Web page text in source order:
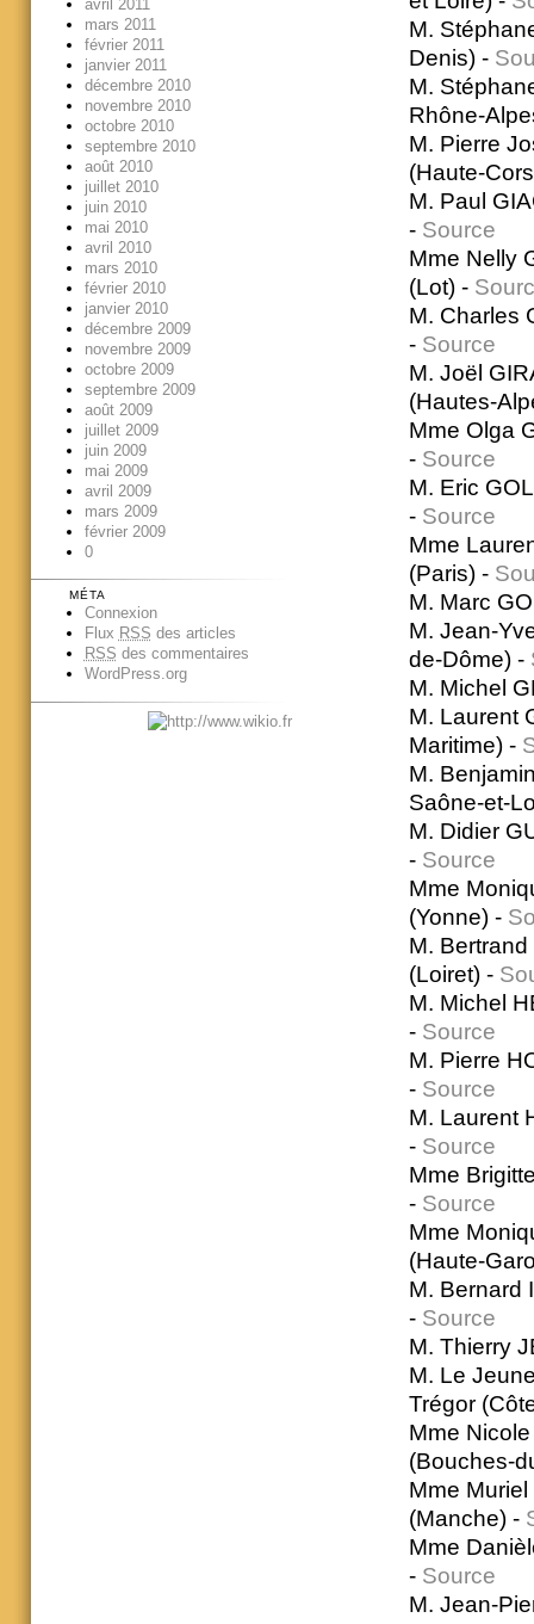
M.
Denis) -
M.
Rhône-
M. Pierre
(Haute-
M. Paul
- Source
Mme Nelly
(Lot) -
M. Charles
- Source
M. Joël
(Hautes-
Mme Olga
- Source
M. Eric
- Source
Mme
(Paris) -
M. Marc
M. Jean-
de-Dôme) -
M. Michel
M. Laurent
Maritime) -
M.
Saône-et-
M. Didier
- Source
Mme
(Yonne) -
M.
(Loiret) -
M. Michel
- Source
M. Pierre
- Source
M. Laurent
- Source
Mme
- Source
Mme
(Haute-
M. Bernard
- Source
M. Thierry
M. Le
Trégor
Mme
(Bouches-
Mme
(Manche) -
Mme
- Source
M. Jean-
avril 2011
mars 2011
février 2011
janvier 2011
décembre 2010
novembre 2010
octobre 2010
septembre 2010
août 2010
juillet 2010
juin 2010
mai 2010
avril 2010
mars 2010
février 2010
janvier 2010
décembre 2009
novembre 2009
octobre 2009
septembre 2009
août 2009
juillet 2009
juin 2009
mai 2009
avril 2009
mars 2009
février 2009
0
MÉTA
Connexion
Flux RSS des articles
RSS des commentaires
WordPress.org